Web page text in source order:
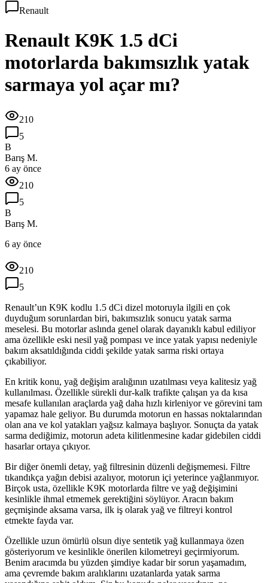
Renault
Renault K9K 1.5 dCi
motorlarda bakımsızlık yatak
sarmaya yol açar mı?
210
5
B
Barış M.
6 ay önce
210
5
B
Barış M.
6 ay önce
210
5
Renault’un K9K kodlu 1.5 dCi dizel motoruyla ilgili en çok
duyduğum sorunlardan biri, bakımsızlık sonucu yatak sarma
meselesi. Bu motorlar aslında genel olarak dayanıklı kabul ediliyor
ama özellikle eski nesil yağ pompası ve ince yatak yapısı nedeniyle
bakım aksatıldığında ciddi şekilde yatak sarma riski ortaya
çıkabiliyor.
En kritik konu, yağ değişim aralığının uzatılması veya kalitesiz yağ
kullanılması. Özellikle sürekli dur-kalk trafikte çalışan ya da kısa
mesafe kullanılan araçlarda yağ daha hızlı kirleniyor ve görevini tam
yapamaz hale geliyor. Bu durumda motorun en hassas noktalarından
olan ana ve kol yatakları yağsız kalmaya başlıyor. Sonuçta da yatak
sarma dediğimiz, motorun adeta kilitlenmesine kadar gidebilen ciddi
hasarlar ortaya çıkıyor.
Bir diğer önemli detay, yağ filtresinin düzenli değişmemesi. Filtre
tıkandıkça yağın debisi azalıyor, motorun içi yeterince yağlanmıyor.
Birçok usta, özellikle K9K motorlarda filtre ve yağ değişimini
kesinlikle ihmal etmemek gerektiğini söylüyor. Aracın bakım
geçmişinde aksama varsa, ilk iş olarak yağ ve filtreyi kontrol
etmekte fayda var.
Özellikle uzun ömürlü olsun diye sentetik yağ kullanmaya özen
gösteriyorum ve kesinlikle önerilen kilometreyi geçirmiyorum.
Benim aracımda bu yüzden şimdiye kadar bir sorun yaşamadım,
ama çevremde bakım aralıklarını uzatanlarda yatak sarma